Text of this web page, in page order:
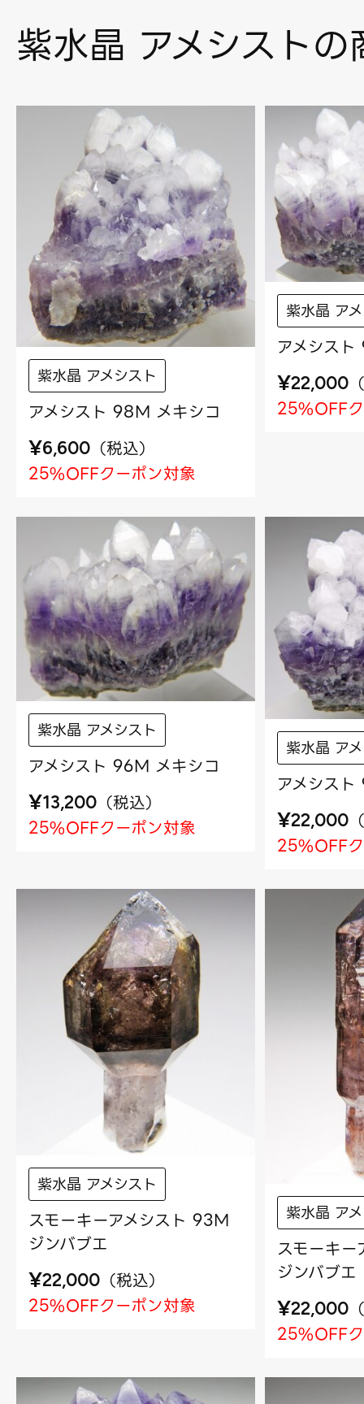
紫水晶 アメシストの
紫水晶 アメシスト
アメシスト 98M メキシコ
¥6,600 （税込）
25%OFFクーポン対象
紫水晶 ア
アメシス
¥22,000 （
25%OFF
紫水晶 アメシスト
アメシスト 96M メキシコ
¥13,200 （税込）
25%OFFクーポン対象
紫水晶 ア
アメシス
¥22,000 （
25%OFF
紫水晶 アメシスト
スモーキーアメシスト 93M
ジンバブエ
¥22,000 （税込）
25%OFFクーポン対象
紫水晶 ア
スモーキ
ジンバブエ
¥22,000 （
25%OFF